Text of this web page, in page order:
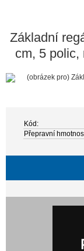
Základní
cm, 5 polic,
Kód:
Přepravní